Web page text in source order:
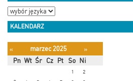
KALENDARZ
« marzec 2025
»
Pn Wt Śr Cz Pt So Ni
1
2